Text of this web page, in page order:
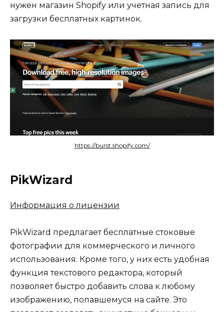
нужен магазин Shopify или учетная запись для
загрузки бесплатных картинок.
https://burst.shopify.com/
PikWizard
Информация о лицензии
PikWizard предлагает бесплатные стоковые
фотографии для коммерческого и личного
использования. Кроме того, у них есть удобная
функция текстового редактора, который
позволяет быстро добавить слова к любому
изображению, попавшемуся на сайте. Это